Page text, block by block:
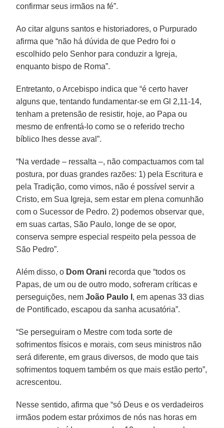
confirmar seus irmãos na fé”.
Ao citar alguns santos e historiadores, o Purpurado
afirma que “não há dúvida de que Pedro foi o
escolhido pelo Senhor para conduzir a Igreja,
enquanto bispo de Roma”.
Entretanto, o Arcebispo indica que “é certo haver
alguns que, tentando fundamentar-se em Gl 2,11-14,
tenham a pretensão de resistir, hoje, ao Papa ou
mesmo de enfrentá-lo como se o referido trecho
bíblico lhes desse aval”.
“Na verdade – ressalta –, não compactuamos com tal
postura, por duas grandes razões: 1) pela Escritura e
pela Tradição, como vimos, não é possível servir a
Cristo, em Sua Igreja, sem estar em plena comunhão
com o Sucessor de Pedro. 2) podemos observar que,
em suas cartas, São Paulo, longe de se opor,
conserva sempre especial respeito pela pessoa de
São Pedro”.
Além disso, o Dom Orani recorda que “todos os
Papas, de um ou de outro modo, sofreram críticas e
perseguições, nemJoão Paulo I , em apenas 33 dias
de Pontificado, escapou da sanha acusatória”.
“Se perseguiram o Mestre com toda sorte de
sofrimentos físicos e morais, com seus ministros não
será diferente, em graus diversos, de modo que tais
sofrimentos toquem também os que mais estão perto”,
acrescentou.
Nesse sentido, afirma que “só Deus e os verdadeiros
irmãos podem estar próximos de nós nas horas em